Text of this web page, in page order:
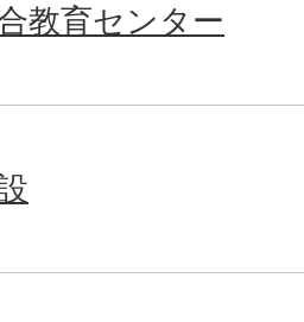
教育センター